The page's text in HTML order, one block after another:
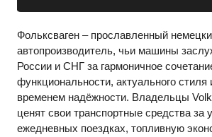
Фольксваген – прославленный
автопроизводитель, чьи машины
России и СНГ за гармоничное
функциональности, актуального
временем надёжности. Владельцы
ценят свои транспортные средства за
ежедневных поездках, топливную